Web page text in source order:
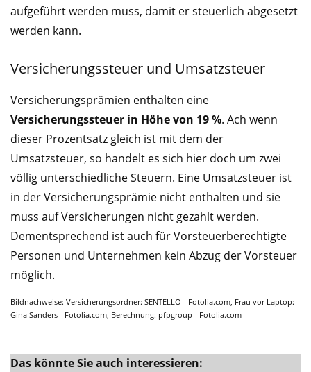
aufgeführt werden muss, damit er steuerlich abgesetzt
werden kann.
Versicherungssteuer und Umsatzsteuer
Versicherungsprämien enthalten eine
Versicherungssteuer in Höhe von 19 %. Ach wenn
dieser Prozentsatz gleich ist mit dem der
Umsatzsteuer, so handelt es sich hier doch um zwei
völlig unterschiedliche Steuern. Eine Umsatzsteuer ist
in der Versicherungsprämie nicht enthalten und sie
muss auf Versicherungen nicht gezahlt werden.
Dementsprechend ist auch für Vorsteuerberechtigte
Personen und Unternehmen kein Abzug der Vorsteuer
möglich.
Bildnachweise: Versicherungsordner: SENTELLO - Fotolia.com, Frau vor Laptop:
Gina Sanders - Fotolia.com, Berechnung: pfpgroup - Fotolia.com
Das könnte Sie auch interessieren: